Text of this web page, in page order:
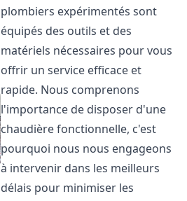
plombiers expérimentés sont
équipés des outils et des
matériels nécessaires pour vous
offrir un service efficace et
rapide. Nous comprenons
l'importance de disposer d'une
chaudière fonctionnelle, c'est
pourquoi nous nous engageons
à intervenir dans les meilleurs
délais pour minimiser les